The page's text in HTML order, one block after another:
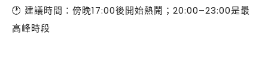
🕐 建議時間：傍晚17:00後開始熱鬧；20:00–23:00是最
高峰時段